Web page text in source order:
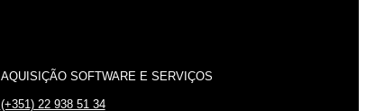
AQUISIÇÃO SOFTWARE E SERVIÇOS
(+351) 22 938 51 34